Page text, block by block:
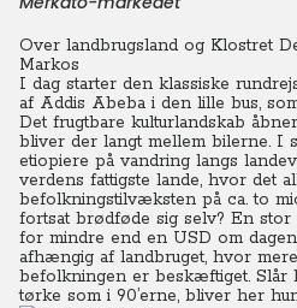
Over landbrugsland og Klostret
Markos
I dag starter den klassiske
af Addis Abeba i den lille bus,
Det frugtbare kulturlandskab
bliver der langt mellem bilerne. I
etiopiere på vandring langs
verdens fattigste lande, hvor det
befolkningstilvæksten på ca. to
fortsat brødføde sig selv? En
for mindre end en USD om
afhængig af landbruget, hvor
befolkningen er beskæftiget.
tørke som i 90’erne, bliver her